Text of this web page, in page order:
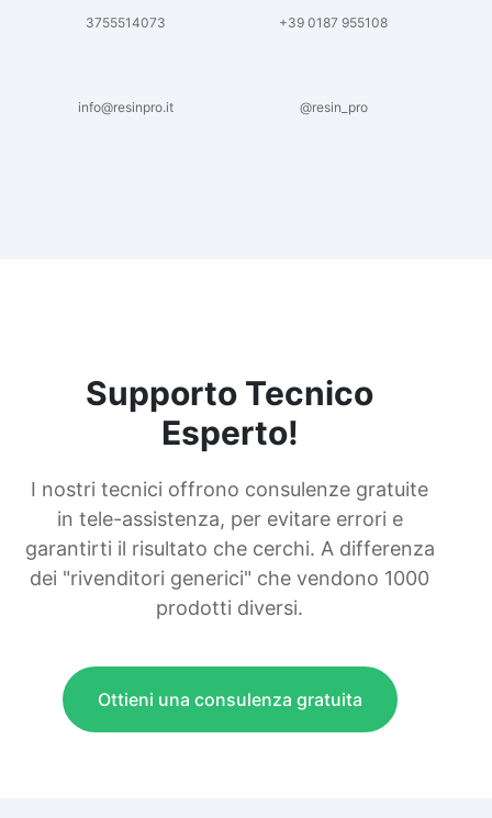
3755514073 +39 0187 955108
info@resinpro.it @resin_pro
Supporto Tecnico
Esperto!
I nostri tecnici offrono consulenze gratuite
in tele-assistenza, per evitare errori e
garantirti il risultato che cerchi. A differenza
dei "rivenditori generici" che vendono 1000
prodotti diversi.
Ottieni una consulenza gratuita